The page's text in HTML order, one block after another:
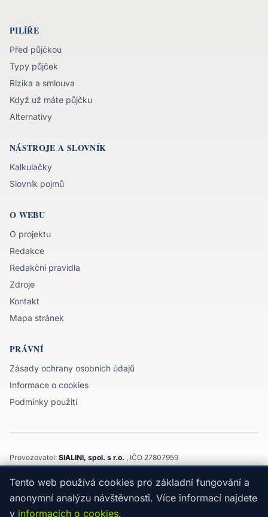
PILÍŘE
Před půjčkou
Typy půjček
Rizika a smlouva
Když už máte půjčku
Alternativy
NÁSTROJE A SLOVNÍK
Kalkulačky
Slovník pojmů
O WEBU
O projektu
Redakce
Redakční pravidla
Zdroje
Kontakt
Mapa stránek
PRÁVNÍ
Zásady ochrany osobních údajů
Informace o cookies
Podmínky použití
Provozovatel: SIALINI, spol. s r.o. , IČO 27807959
©2026 SIALINI, spol. s r.o.
Edukativní obsah, nejedná se o individuální doporučení.
Nezprostředkováváme ani neposkytujeme úvěry a neručíme za
Tento web používá cookies pro základní fungování a
anonymní analýzu návštěvnosti. Více informací najdete
v informacích o cookies.